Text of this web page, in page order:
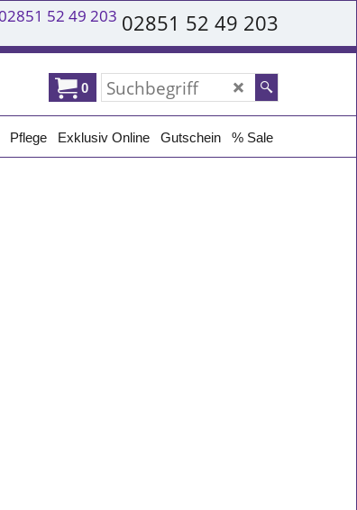
02851 52 49 203
0
Pflege Exklusiv Online Gutschein % Sale